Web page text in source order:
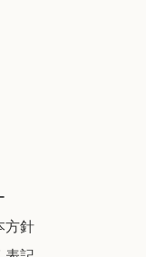
方針